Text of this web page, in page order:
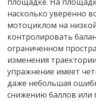
насколько уверенно
мотоциклом на
контролировать
ограниченном
изменения
упражнение имеет
даже небольшая
снижению баллов или